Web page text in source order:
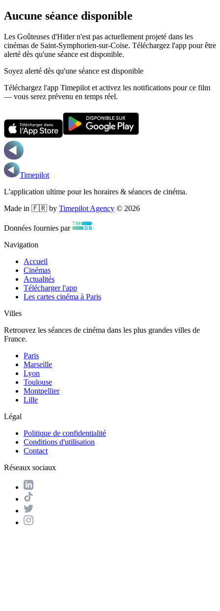
Aucune séance disponible
Les Goûteuses d'Hitler n'est pas actuellement projeté dans les
cinémas de Saint-Symphorien-sur-Coise. Téléchargez l'app pour être
alerté dès qu'une séance est disponible.
Soyez alerté dès qu'une séance est disponible
Téléchargez l'app Timepilot et activez les notifications pour ce film
— vous serez prévenu en temps réel.
Timepilot
L'application ultime pour les horaires & séances de cinéma.
Made in 🇫🇷 by Timepilot Agency © 2026
Données fournies par
Navigation
Accueil
Cinémas
Actualités
Télécharger l'app
Les cartes cinéma à Paris
Villes
Retrouvez les séances de cinéma dans les plus grandes villes de
France.
Paris
Marseille
Lyon
Toulouse
Montpellier
Lille
Légal
Politique de confidentialité
Conditions d'utilisation
Contact
Réseaux sociaux